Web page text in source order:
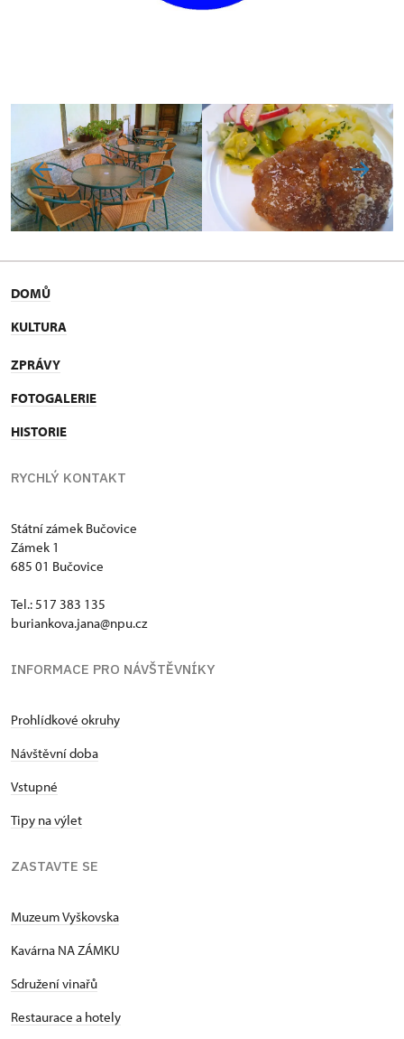
DOMŮ
KULTURA
ZPRÁVY
FOTOGALERIE
HISTORIE
RYCHLÝ KONTAKT
Státní zámek Bučovice
Zámek 1
685 01 Bučovice
Tel.: 517 383 135
buriankova.jana@npu.cz
INFORMACE PRO NÁVŠTĚVNÍKY
Prohlídkové okruhy
Návštěvní doba
Vstupné
Tipy na výlet
ZASTAVTE SE
Muzeum Vyškovska
Kavárna NA ZÁMKU
Sdružení vinařů
Restaurace a hotely